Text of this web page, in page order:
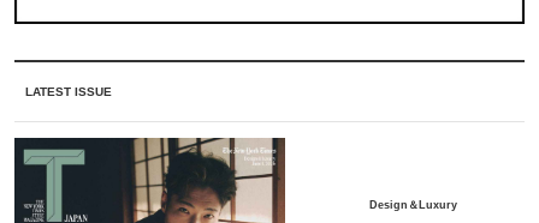
LATEST ISSUE
Design＆Luxury